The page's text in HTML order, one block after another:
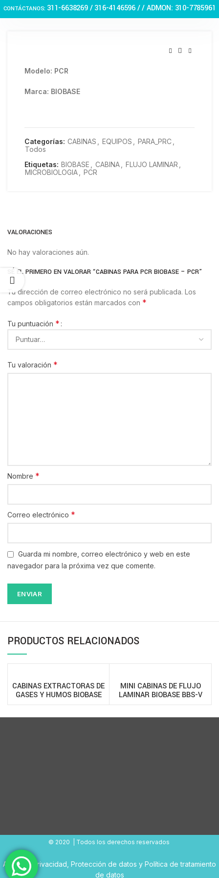
CONTÁCTANOS: 311-6638269 /316-4146596 / / ADMON: 310-7785961
Modelo: PCR
Marca: BIOBASE
Categorías: CABINAS EQUIPOS PARA_PRC
Todos
Etiquetas: BIOBASE CABINA FLUJO LAMINAR
MICROBIOLOGIA
PCR
VALORACIONES
No hay valoraciones aún.
SÉ EL PRIMERO EN VALORAR “CABINAS PARA PCR BIOBASE – PCR”
Tu dirección de correo electrónico no será publicada. Los
campos obligatorios están marcados con *
Tu puntuación *
Tu valoración *
Nombre *
Correo electrónico *
Guarda mi nombre, correo electrónico y web en este
navegador para la próxima vez que comente.
PRODUCTOS RELACIONADOS
CABINAS EXTRACTORAS DE
GASES Y HUMOS BIOBASE
FH-P
MINI CABINAS DE FLUJO
LAMINAR BIOBASE BBS-V
© 2020 | Todos los derechos reservados
Aviso de Privacidad Protección de datos y Política de tratamiento
de datos